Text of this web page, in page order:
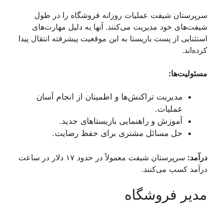
سرپرستان شیفت عملیات روزانه فروشگاه را در طول
شیفت‌های خود مدیریت می‌کنند. آنها به دلیل مهارت‌های
استثنایی از پست باریستا به این موقعیت پیشرفته انتقال پیدا
کرده‌اند.
مسئولیت‌ها:
مدیریت تراکنش‌ها و اطمینان از انجام آسان
عملیات.
آموزش و راهنمایی باریستاهای جدید.
حل مسائل مشتری برای حفظ رضایت.
درآمد:
سرپرستان شیفت معمولاً در حدود ۱۷ دلار در ساعت
درآمد کسب می‌کنند.
مدیر فروشگاه